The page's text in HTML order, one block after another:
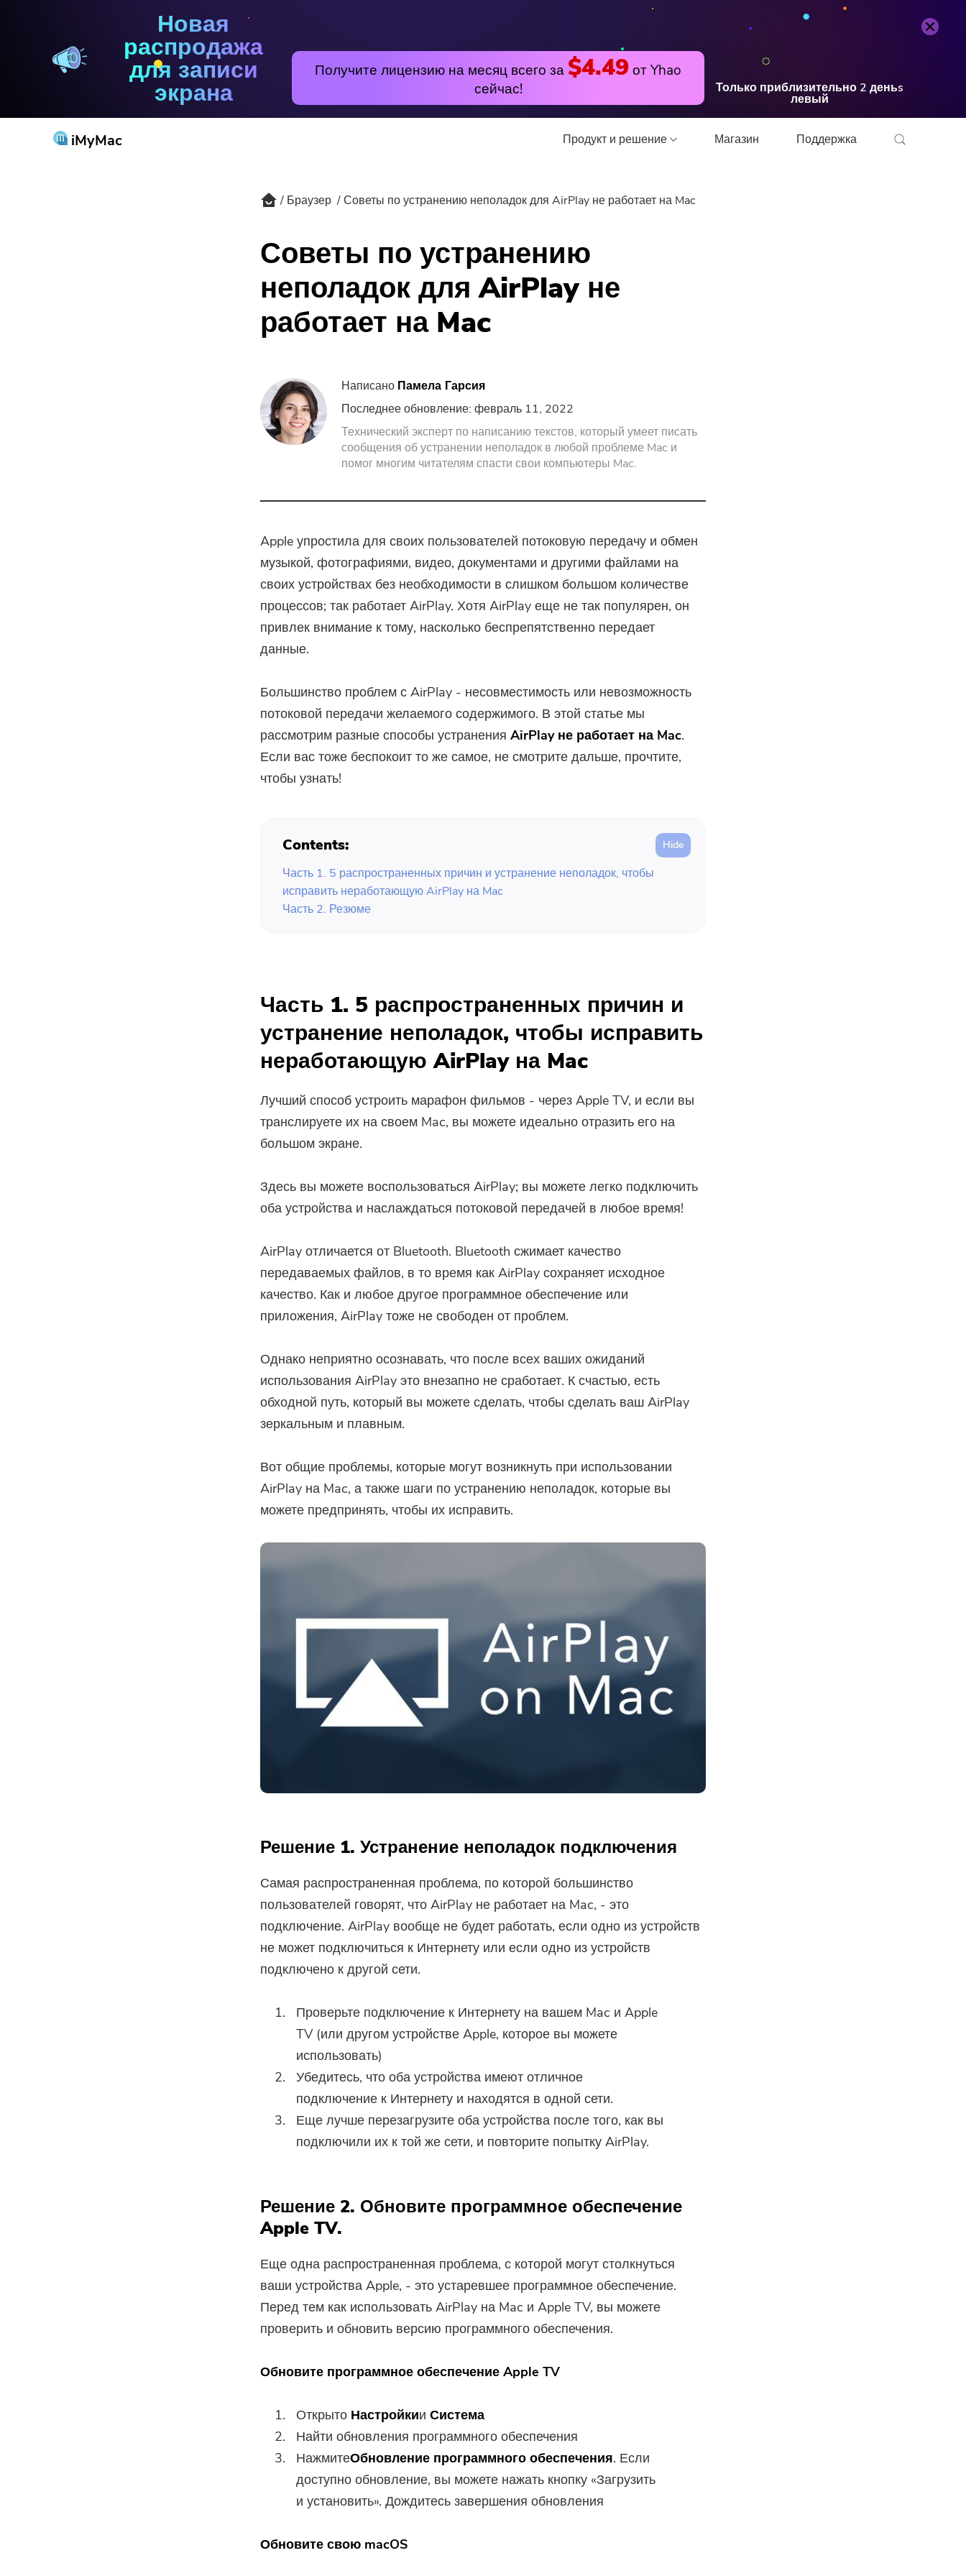
Новая
распродажа
для записи
экрана
Получите лицензию на месяц всего за $4.49от Yhao
сейчас!
Только приблизительно 2 деньs
левый
iMyMac Продукт и решение
Популярные
PowerUninstall
Video Converter
PDF Компрессор
Free Video Editor
Бесплатный фотокомпрессор
Магазин Поддержка
PowerMyMac Попробуйте бесплатно
Браузер Советы по устранению неполадок для AirPlay не работает на Mac
Советы по устранению
неполадок для AirPlay не
работает на Mac
Написано Памела Гарсия
Последнее обновление: февраль 11, 2022
Технический эксперт по написанию текстов, который умеет писать
сообщения об устранении неполадок в любой проблеме Mac и
помог многим читателям спасти свои компьютеры Mac.
Apple упростила для своих пользователей потоковую передачу и обмен
музыкой, фотографиями, видео, документами и другими файлами на
своих устройствах без необходимости в слишком большом количестве
процессов; так работает AirPlay. Хотя AirPlay еще не так популярен, он
привлек внимание к тому, насколько беспрепятственно передает
данные.
Большинство проблем с AirPlay - несовместимость или невозможность
потоковой передачи желаемого содержимого. В этой статье мы
рассмотрим разные способы устранения AirPlay не работает на Mac.
Если вас тоже беспокоит то же самое, не смотрите дальше, прочтите,
чтобы узнать!
Contents:
Часть 1. 5 распространенных причин и устранение неполадок, чтобы
исправить неработающую AirPlay на Mac
Часть 2. Резюме
Часть 1. 5 распространенных причин и
устранение неполадок, чтобы исправить
неработающую AirPlay на Mac
Лучший способ устроить марафон фильмов - через Apple TV, и если вы
транслируете их на своем Mac, вы можете идеально отразить его на
большом экране.
Здесь вы можете воспользоваться AirPlay; вы можете легко подключить
оба устройства и наслаждаться потоковой передачей в любое время!
AirPlay отличается от Bluetooth. Bluetooth сжимает качество
передаваемых файлов, в то время как AirPlay сохраняет исходное
качество. Как и любое другое программное обеспечение или
приложения, AirPlay тоже не свободен от проблем.
Однако неприятно осознавать, что после всех ваших ожиданий
использования AirPlay это внезапно не сработает. К счастью, есть
обходной путь, который вы можете сделать, чтобы сделать ваш AirPlay
зеркальным и плавным.
Вот общие проблемы, которые могут возникнуть при использовании
AirPlay на Mac, а также шаги по устранению неполадок, которые вы
можете предпринять, чтобы их исправить.
Решение 1. Устранение неполадок подключения
Самая распространенная проблема, по которой большинство
пользователей говорят, что AirPlay не работает на Mac, - это
подключение. AirPlay вообще не будет работать, если одно из устройств
не может подключиться к Интернету или если одно из устройств
подключено к другой сети.
Проверьте подключение к Интернету на вашем Mac и Apple
TV (или другом устройстве Apple, которое вы можете
использовать)
Убедитесь, что оба устройства имеют отличное
подключение к Интернету и находятся в одной сети.
Еще лучше перезагрузите оба устройства после того, как вы
подключили их к той же сети, и повторите попытку AirPlay.
Решение 2. Обновите программное обеспечение
Apple TV.
Еще одна распространенная проблема, с которой могут столкнуться
ваши устройства Apple, - это устаревшее программное обеспечение.
Перед тем как использовать AirPlay на Mac и Apple TV, вы можете
проверить и обновить версию программного обеспечения.
Обновите программное обеспечение Apple TV
Открыто Настройкии Система
Найти обновления программного обеспечения
НажмитеОбновление программного обеспечения. Если
доступно обновление, вы можете нажать кнопку «Загрузить
и установить». Дождитесь завершения обновления
Обновите свою macOS
предложения и новости о
приложениях iMyMac.
Пожалуйста, введите адрес
электронной почты.